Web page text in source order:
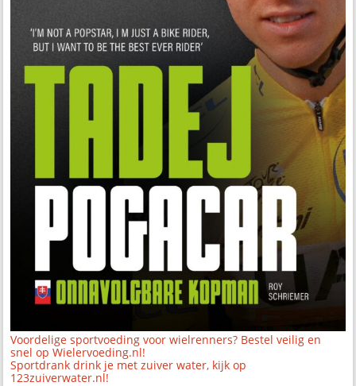
Voordelige sportvoeding voor wielrenners? Bestel veilig en
snel op Wielervoeding.nl!
Sportdrank drink je met zuiver water, kijk op
123zuiverwater.nl!